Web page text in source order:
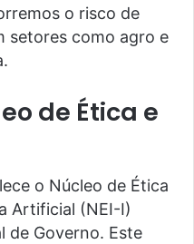
o risco de
setores como agro e
de Ética e
o Núcleo de Ética
Artificial (NEI-I)
de Governo. Este